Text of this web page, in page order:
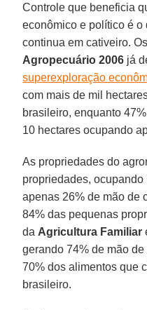
Controle que beneficia
econômico e político é o
continua em cativeiro.
Agropecuário 2006 já
superexploração
com mais de mil
brasileiro, enquanto
10 hectares ocupando
As propriedades do
propriedades,
apenas 26% de mão de
84% das pequenas
da Agricultura Familiar
gerando 74% de mão
70% dos alimentos que
brasileiro.